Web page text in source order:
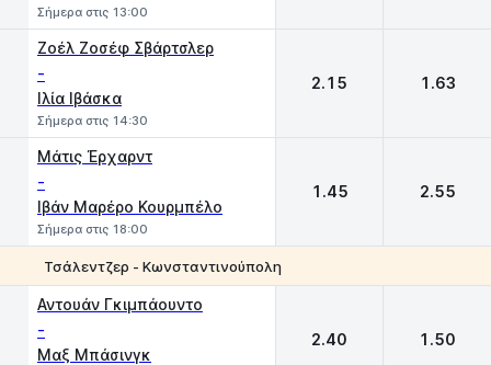
Σήμερα στις 13:00
Ζοέλ Ζοσέφ Σβάρτσλερ
-
Ιλία Ιβάσκα
Σήμερα στις 14:30
2.15 1.63
Μάτις Έρχαρντ
-
Ιβάν Μαρέρο Κουρμπέλο
Σήμερα στις 18:00
1.45 2.55
Τσάλεντζερ - Κωνσταντινούπολη
Αντουάν Γκιμπάουντο
-
Μαξ Μπάσινγκ
2.40 1.50